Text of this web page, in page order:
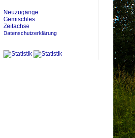
Neuzugänge
Gemischtes
Zeitachse
Datenschutzerklärung